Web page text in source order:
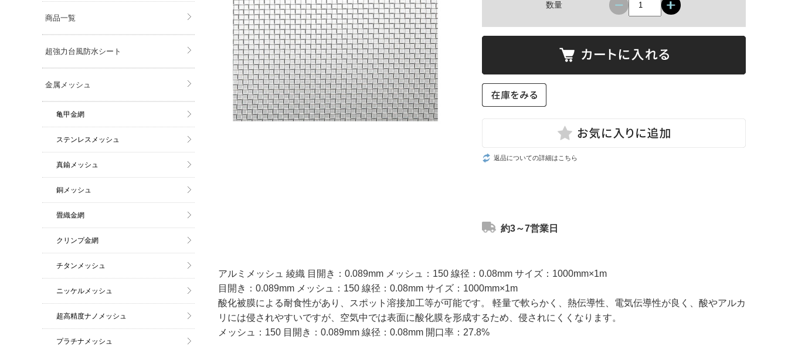
数量
返品についての詳細はこちら
約3～7営業日
アルミメッシュ 綾織 目開き：0.089mm メッシュ：150 線径：0.08mm サイズ：1000mm×1m
目開き：0.089mm メッシュ：150 線径：0.08mm サイズ：1000mm×1m
酸化被膜による耐食性があり、スポット溶接加工等が可能です。 軽量で軟らかく、熱伝導性、電気伝導性が良く、酸やアルカ
リには侵されやすいですが、空気中では表面に酸化膜を形成するため、侵されにくくなります。
メッシュ：150 目開き：0.089mm 線径：0.08mm 開口率：27.8%
商品一覧
超強力台風防水シート
金属メッシュ
亀甲金網
ステンレスメッシュ
真鍮メッシュ
銅メッシュ
畳織金網
クリンプ金網
チタンメッシュ
ニッケルメッシュ
超高精度ナノメッシュ
プラチナメッシュ